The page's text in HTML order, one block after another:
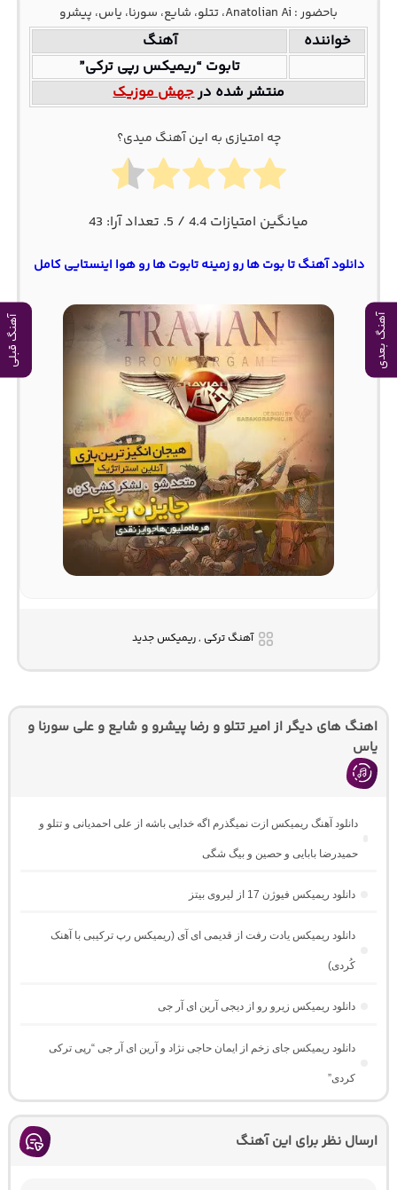
آهنگ بعدی آهنگ قبلی
باحضور : Anatolian Ai، تتلو، شایع، سورنا، یاس، پیشرو
خواننده
آهنگ
تابوت “ریمیکس رپی ترکی”
منتشر شده درجهش موزیک
چه امتیازی به این آهنگ میدی؟
میانگین امتیازات 4.4 / 5. تعداد آرا: 43
دانلود آهنگ تا بوت ها رو زمینه تابوت ها رو هوا اینستایی کامل
آهنگ ترکی , ریمیکس جدید
اهنگ های دیگر از امیر تتلو و رضا پیشرو و شایع و علی سورنا و
یاس
دانلود آهنگ ریمیکس ازت نمیگذرم اگه خدایی باشه از علی احمدیانی و تتلو و
حمیدرضا بابایی و حصین و بیگ شگی
دانلود ریمیکس فیوژن 17 از لیروی بیتز
دانلود ریمیکس یادت رفت از قدیمی ای آی (ریمیکس رپ ترکیبی با آهنک
کُردی)
دانلود ریمیکس زیرو رو از دیجی آرین ای آر جی
دانلود ریمیکس جای زخم از ایمان حاجی نژاد و آرین ای آر جی “رپی ترکی
کردی”
ارسال نظر برای این آهنگ